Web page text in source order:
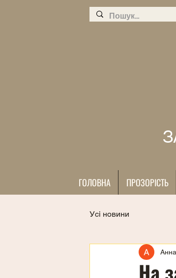
ГОЛОВНА ПРОЗОРІСТЬ
Усі новини
На
Анна